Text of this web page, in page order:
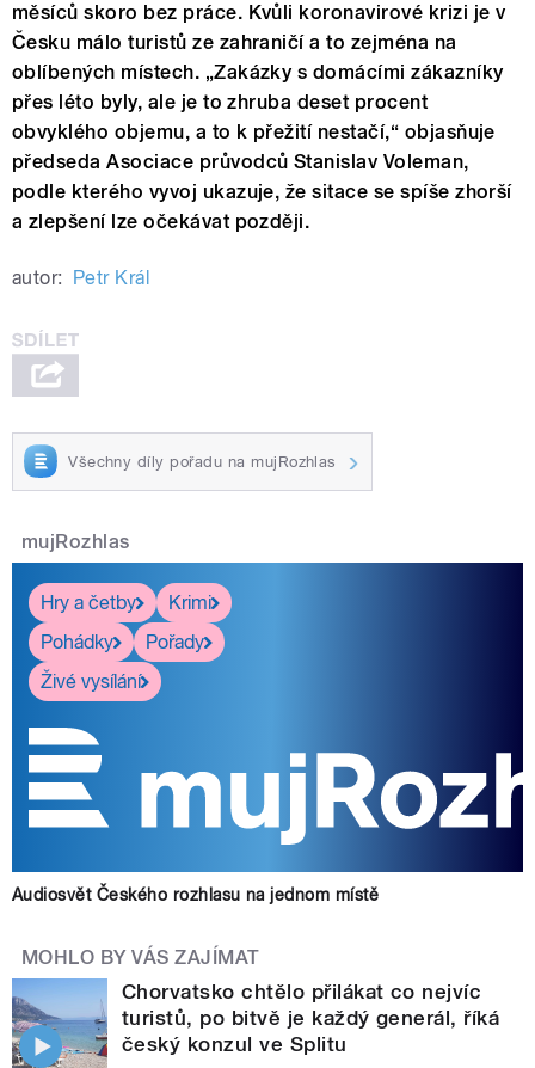
měsíců skoro bez práce. Kvůli koronavirové krizi je v
Česku málo turistů ze zahraničí a to zejména na
oblíbených místech. „Zakázky s domácími zákazníky
přes léto byly, ale je to zhruba deset procent
obvyklého objemu, a to k přežití nestačí,“ objasňuje
předseda Asociace průvodců Stanislav Voleman,
podle kterého vyvoj ukazuje, že sitace se spíše zhorší
a zlepšení lze očekávat později.
autor: Petr Král
Všechny díly pořadu na mujRozhlas
mujRozhlas
Hry a četby
Krimi
Pohádky
Pořady
Živé vysílání
Audiosvět Českého rozhlasu na jednom místě
MOHLO BY VÁS ZAJÍMAT
Chorvatsko chtělo přilákat co nejvíc
turistů, po bitvě je každý generál, říká
český konzul ve Splitu